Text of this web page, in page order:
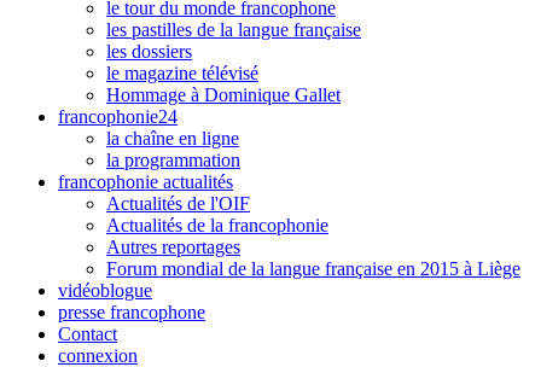
le tour du monde francophone
les pastilles de la langue française
les dossiers
le magazine télévisé
Hommage à Dominique Gallet
francophonie24
la chaîne en ligne
la programmation
francophonie actualités
Actualités de l'OIF
Actualités de la francophonie
Autres reportages
Forum mondial de la langue française en 2015 à Liège
vidéoblogue
presse francophone
Contact
connexion